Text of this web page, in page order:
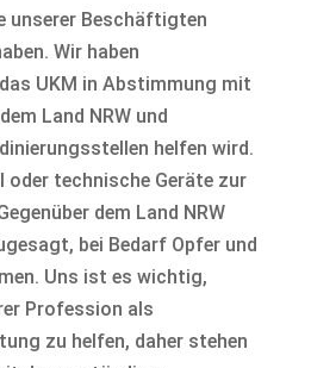
unserer Beschäftigten
Wir haben
UKM in Abstimmung mit
Land NRW und
helfen wird.
oder technische Geräte zur
dem Land NRW
bei Bedarf Opfer und
Uns ist es wichtig,
Profession als
zu helfen, daher stehen